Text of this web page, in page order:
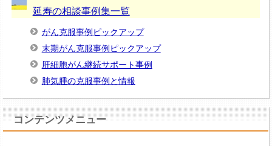
延寿の相談事例集一覧
がん克服事例ピックアップ
末期がん克服事例ピックアップ
肝細胞がん継続サポート事例
肺気腫の克服事例と情報
コンテンツメニュー